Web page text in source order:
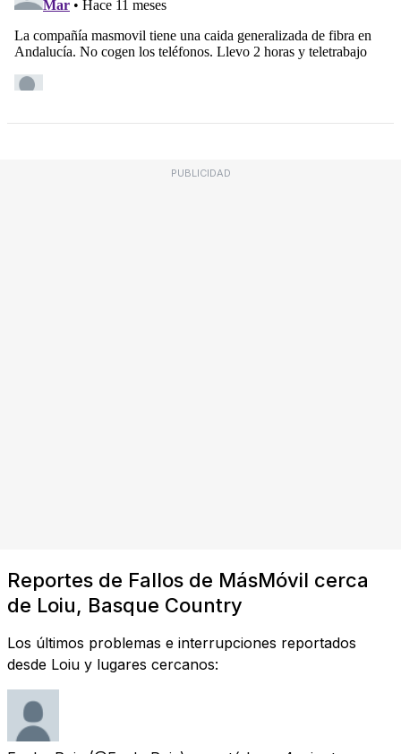
PUBLICIDAD
Reportes de Fallos de MásMóvil cerca
de Loiu, Basque Country
Los últimos problemas e interrupciones reportados
desde Loiu y lugares cercanos: